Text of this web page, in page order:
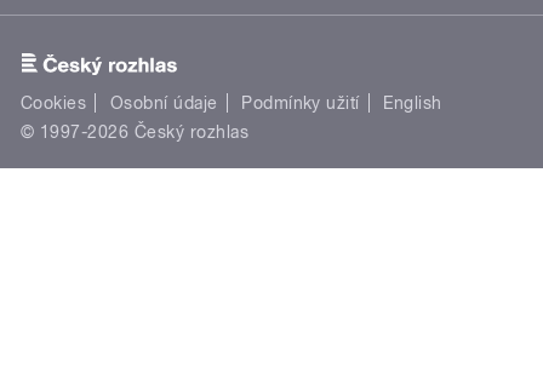
Cookies Osobní údaje Podmínky užití
English
© 1997-2026 Český rozhlas